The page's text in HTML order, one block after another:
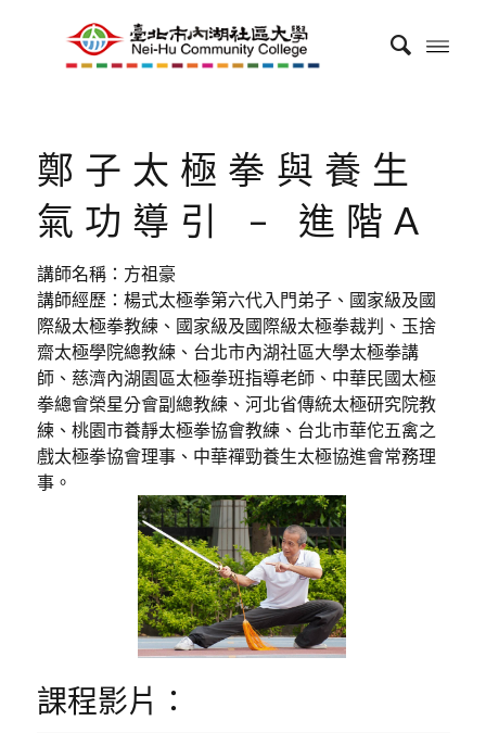
鄭子太極拳與養生
氣功導引 – 進階A
講師名稱：方祖豪
講師經歷：楊式太極拳第六代入門弟子、國家級及國
際級太極拳教練、國家級及國際級太極拳裁判、玉捨
齋太極學院總教練、台北市內湖社區大學太極拳講
師、慈濟內湖園區太極拳班指導老師、中華民國太極
拳總會榮星分會副總教練、河北省傳統太極研究院教
練、桃園市養靜太極拳協會教練、台北市華佗五禽之
戲太極拳協會理事、中華禪勁養生太極協進會常務理
事。
課程影片：